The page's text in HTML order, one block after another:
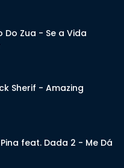
Do Zua - Se a Vida
Sherif - Amazing
feat. Dada 2 - Me Dá